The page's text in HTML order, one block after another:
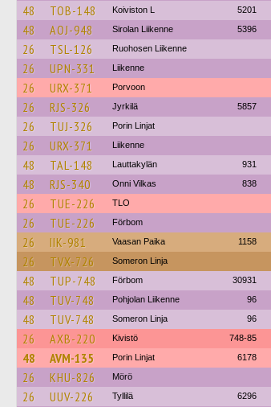
48 TOB-148 Koiviston L 5201
48 AOJ-948 Sirolan Liikenne 5396
26 TSL-126 Ruohosen Liikenne
26 UPN-331 Liikenne
26 URX-371 Porvoon
26 RJS-326 Jyrkilä 5857
26 TUJ-326 Porin Linjat
26 URX-371 Liikenne
48 TAL-148 Lauttakylän 931
48 RJS-340 Onni Vilkas 838
26 TUE-226 TLO
26 TUE-226 Förbom
26 IIK-981 Vaasan Paika 1158
26 TVX-726 Someron Linja
48 TUP-748 Förbom 30931
48 TUV-748 Pohjolan Liikenne 96
48 TUV-748 Someron Linja 96
26 AXB-220 Kivistö 748-85
48 AVM-135 Porin Linjat 6178
26 KHU-826 Mörö
26 UUV-226 Tyllilä 6296